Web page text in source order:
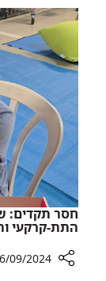
ימים,
50
תינוקות
נולדו
בבית
החולים
התת
קרקעי
ברמב"ם
התת-קרקעי
09/2024 08:00